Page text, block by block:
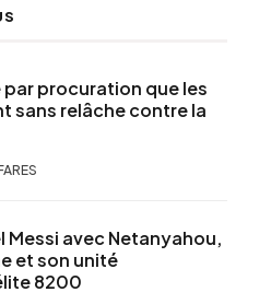
par procuration que les
sans relâche contre la
Messi avec Netanyahou,
et son unité
8200